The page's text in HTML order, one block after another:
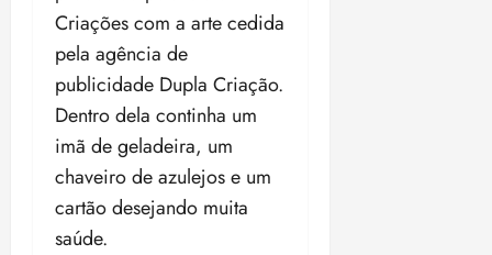
Criações com a arte cedida
pela agência de
publicidade Dupla Criação.
Dentro dela continha um
imã de geladeira, um
chaveiro de azulejos e um
cartão desejando muita
saúde.